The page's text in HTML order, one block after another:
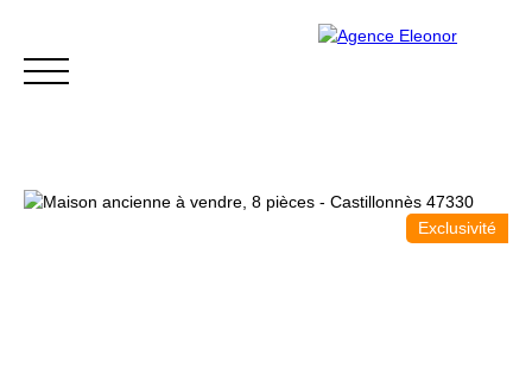
Exclusivité